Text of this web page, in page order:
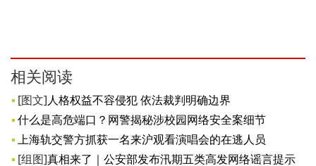
相关阅读
[图文]人格权益不容侵犯 依法裁判明确边界
什么是高危端口？网警揭秘涉校园网络安全案细节
上海轨交警方抓获一名来沪观看演唱会的在逃人员
[组图]真相来了｜公安部发布汛期五类高发网络谣言提示